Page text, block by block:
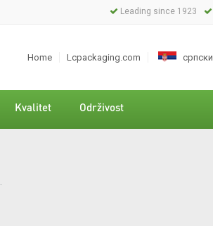
Leading since 1923
Home Lcpackaging.com српски
English
Kvalitet Održivost